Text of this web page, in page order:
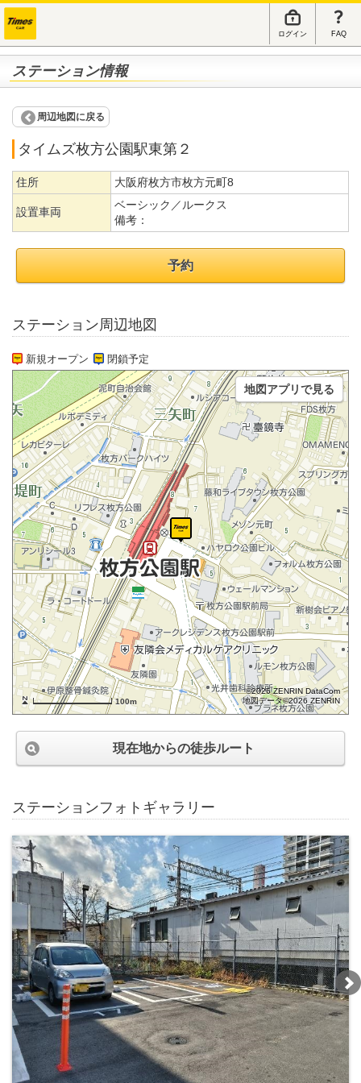
ログイン FAQ
ステーション情報
周辺地図に戻る
タイムズ枚方公園駅東第２
住所 大阪府枚方市枚方元町8
設置車両
ベーシック／ルークス
備考：
予約
ステーション周辺地図
新規オープン 閉鎖予定
100m
©2026 ZENRIN DataCom
地図データ©2026 ZENRIN
地図アプリで見る
現在地からの徒歩ルート
ステーションフォトギャラリー